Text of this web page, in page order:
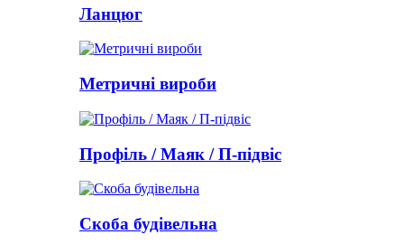
Ланцюг
Метричні вироби
Профіль / Маяк / П-підвіс
Скоба будівельна